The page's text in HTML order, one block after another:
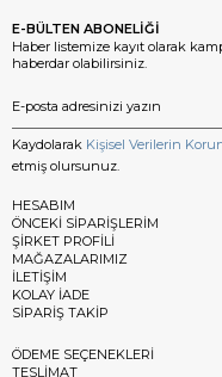
E-BÜLTEN ABONELİĞİ
Haber listemize kayıt olarak
haberdar olabilirsiniz.
Kaydolarak Kişisel Verilerin
etmiş olursunuz.
HESABIM
ÖNCEKİ SİPARİŞLERİM
ŞİRKET PROFİLİ
MAĞAZALARIMIZ
İLETİŞİM
KOLAY İADE
SİPARİŞ TAKİP
ÖDEME SEÇENEKLERİ
TESLİMAT